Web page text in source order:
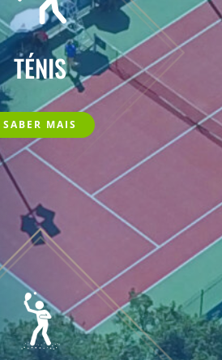
TÉNIS
SABER MAIS